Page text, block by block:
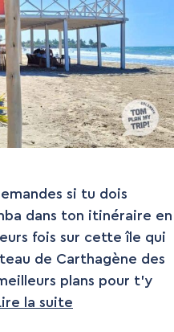
si tu dois
dans ton itinéraire en
fois sur cette île qui
de Carthagène des
plans pour t’y
la suite